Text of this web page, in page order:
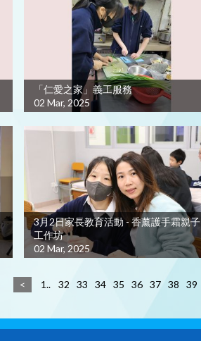
「仁愛之家」義工服務
02 Mar, 2025
3月2日家長教育活動 - 香薰護手霜親子
工作坊
02 Mar, 2025
< 1.. 32 33 34 35 36 37 38 39